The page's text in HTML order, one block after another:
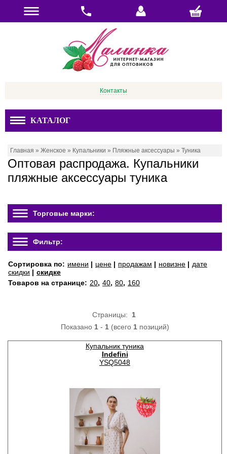
Контакты
КАТАЛОГ
Главная » Женское » Купальники » Пляжные аксессуары » Туника
Оптовая распродажа. Купальники
пляжные аксессуары туника
Торговые марки:
Фильтр:
Сортировка по: имени | цене | продажам | новизне | дате
скидки | скидке
Товаров на странице: 20, 40, 80, 160
Страницы: 1
Показано 1- 1(всего 1позиций)
Купальник туника
Indefini
YSQ5048
−70%